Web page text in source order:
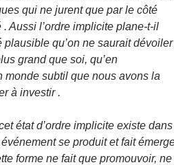
qui ne jurent que par le côté
Aussi l’ordre implicite plane-t-il
plausible qu’on ne saurait dévoiler
grand que soi, qu’en
monde subtil que nous avons la
à investir .
état d’ordre implicite existe
se produit et fait
forme ne fait que promouvoir, ne